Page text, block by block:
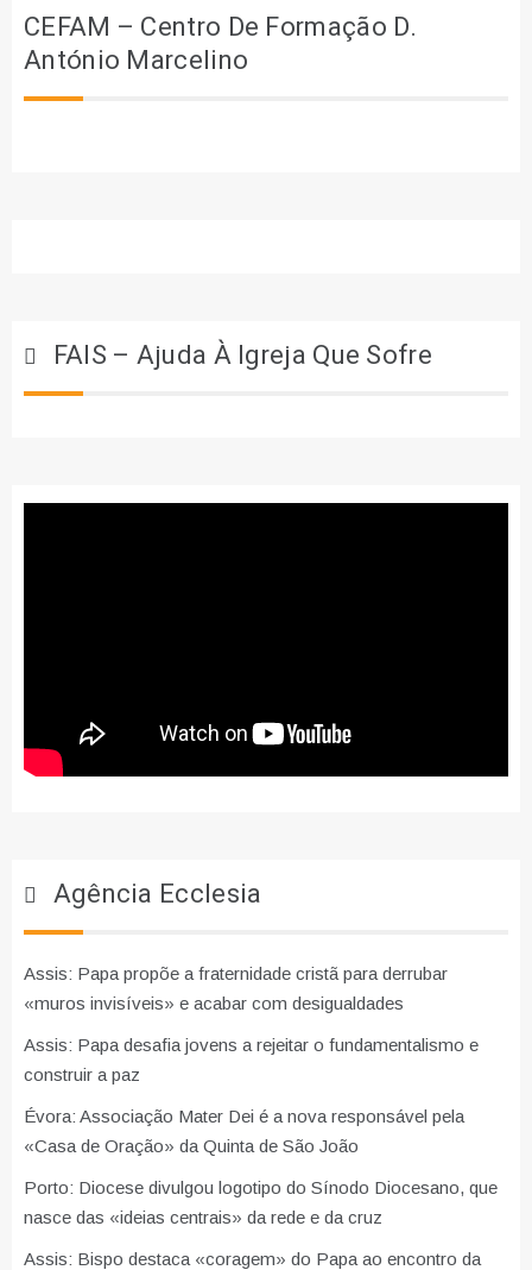
CEFAM – Centro De Formação D.
António Marcelino
FAIS – Ajuda À Igreja Que Sofre
Agência Ecclesia
Assis: Papa propõe a fraternidade cristã para derrubar
«muros invisíveis» e acabar com desigualdades
Assis: Papa desafia jovens a rejeitar o fundamentalismo e
construir a paz
Évora: Associação Mater Dei é a nova responsável pela
«Casa de Oração» da Quinta de São João
Porto: Diocese divulgou logotipo do Sínodo Diocesano, que
nasce das «ideias centrais» da rede e da cruz
Assis: Bispo destaca «coragem» do Papa ao encontro da